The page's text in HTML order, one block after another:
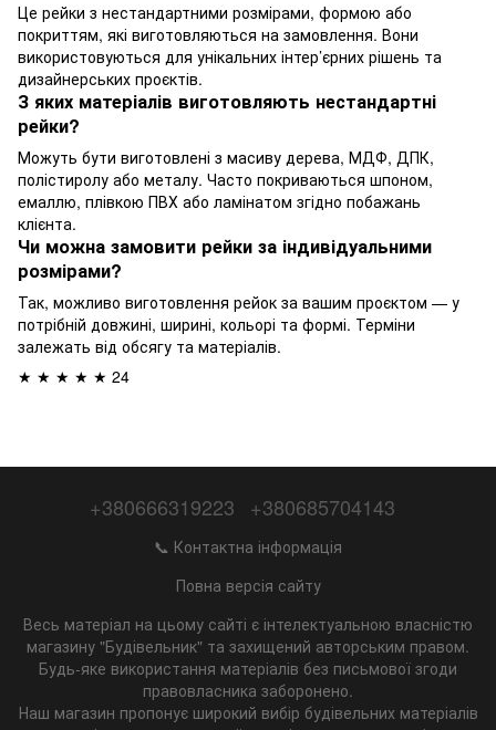
Це рейки з нестандартними розмірами, формою або
покриттям, які виготовляються на замовлення. Вони
використовуються для унікальних інтер’єрних рішень та
дизайнерських проєктів.
З яких матеріалів виготовляють нестандартні
рейки?
Можуть бути виготовлені з масиву дерева, МДФ, ДПК,
полістиролу або металу. Часто покриваються шпоном,
емаллю, плівкою ПВХ або ламінатом згідно побажань
клієнта.
Чи можна замовити рейки за індивідуальними
розмірами?
Так, можливо виготовлення рейок за вашим проєктом — у
потрібній довжині, ширині, кольорі та формі. Терміни
залежать від обсягу та матеріалів.
★ ★ ★ ★ ★ 24
+380666319223 +380685704143
📞 Контактна інформація
Повна версія сайту
Весь матеріал на цьому сайті є інтелектуальною власністю
магазину "Будівельник" та захищений авторським правом.
Будь-яке використання матеріалів без письмової згоди
правовласника заборонено.
Наш магазин пропонує широкий вибір будівельних матеріалів